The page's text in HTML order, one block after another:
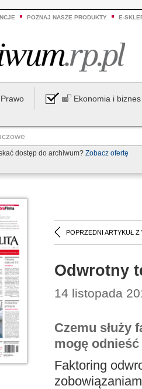
POZNAJ NASZE PRODUKTY E-
Prawo Ekonomia i biznes
dostęp do archiwum? Zobacz ofertę
POPRZEDNI ARTYKUŁ Z
Odwrotny
14 listopada
Czemu służy
mogę
Faktoring